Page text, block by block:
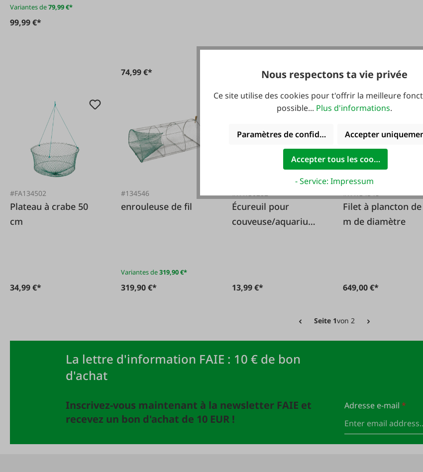
Variantes de79,99 €*
99,99 €*
74,99 €* 239,99 €* 89,99 €*
#FA134502
Plateau à crabe 50
cm
34,99 €*
#134546
enrouleuse de fil
Variantes de319,90 €*
319,90 €*
Écureuil pour
couveuse/aquarium
13,99 €*
Filet à plancton de
m de diamètre
649,00 €*
Seite 1von 2
La lettre d'information FAIE : 10 € de bon
d'achat
Inscrivez-vous maintenant à la newsletter FAIE et
recevez un bon d'achat de 10 EUR !
Adresse e-mail *
Nous respectons ta vie privée
Ce site utilise des cookies pour t'offrir la meilleure
possible... Plus d'informations.
Paramètres de confidentialitéAccepter
Accepter tous les cookies
- Service: Impressum